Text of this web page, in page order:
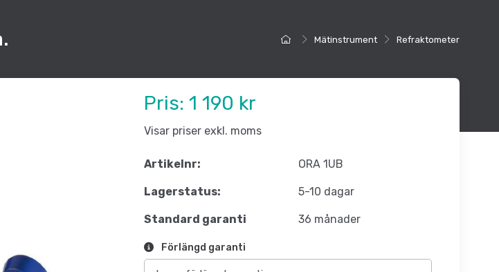
Mätinstrument Refraktometer
Pris: 1 190 kr
Visar priser exkl. moms
Artikelnr: ORA 1UB
Lagerstatus: 5-10 dagar
Standard garanti 36 månader
Förlängd garanti